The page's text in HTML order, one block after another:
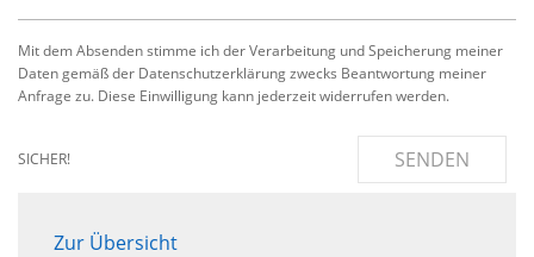
Mit dem Absenden stimme ich der Verarbeitung und Speicherung meiner
Daten gemäß der Datenschutzerklärung zwecks Beantwortung meiner
Anfrage zu. Diese Einwilligung kann jederzeit widerrufen werden.
SICHER! SENDEN
Zur Übersicht